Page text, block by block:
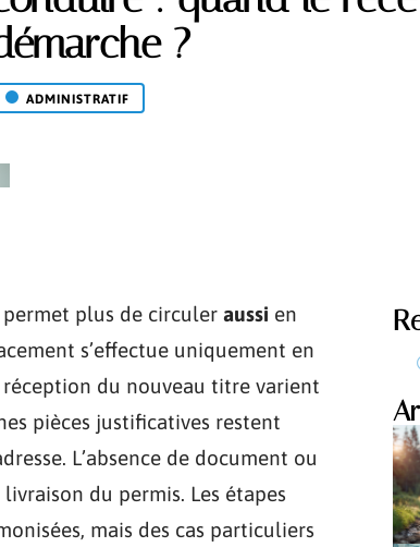
?
ADMINISTRATIF
plus de circuler aussi en
s’effectue uniquement en
réception du nouveau titre varient
pièces justificatives restent
L’absence de document ou
du permis. Les étapes
mais des cas particuliers